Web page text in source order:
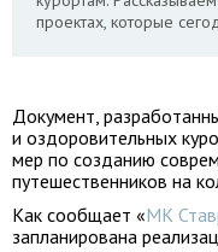
проектах, которые
Документ,
и оздоровительных
мер по созданию
путешественников на
Как сообщает «МК
запланирована